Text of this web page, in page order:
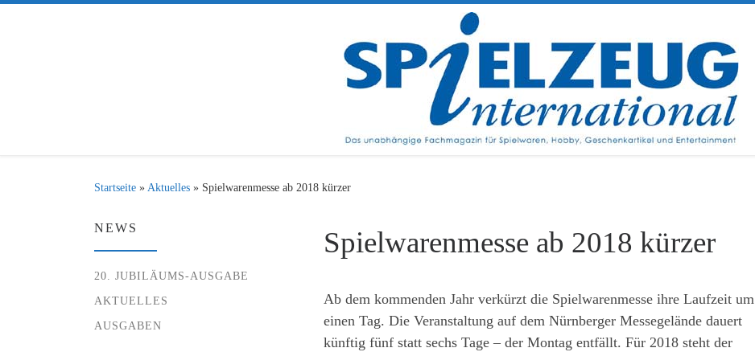
Startseite »Aktuelles » Spielwarenmesse ab 2018 kürzer
Spielwarenmesse ab 2018 kürzer
Ab dem kommenden Jahr verkürzt die Spielwarenmesse ihre Laufzeit um
einen Tag. Die Veranstaltung auf dem Nürnberger Messegelände dauert
künftig fünf statt sechs Tage – der Montag entfällt. Für 2018 steht der
NEWS
20. JUBILÄUMS-AUSGABE
AKTUELLES
AUSGABEN